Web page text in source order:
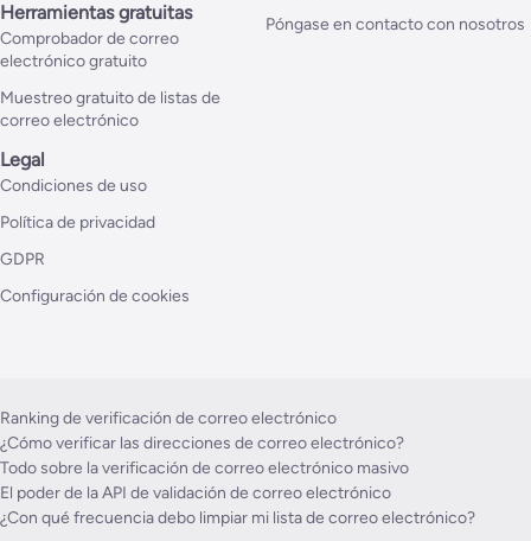
Herramientas gratuitas
Comprobador de correo
electrónico gratuito
Muestreo gratuito de listas de
correo electrónico
Póngase en contacto con nosotros
Legal
Condiciones de uso
Política de privacidad
GDPR
Configuración de cookies
Ranking de verificación de correo electrónico
¿Cómo verificar las direcciones de correo electrónico?
Todo sobre la verificación de correo electrónico masivo
El poder de la API de validación de correo electrónico
¿Con qué frecuencia debo limpiar mi lista de correo electrónico?